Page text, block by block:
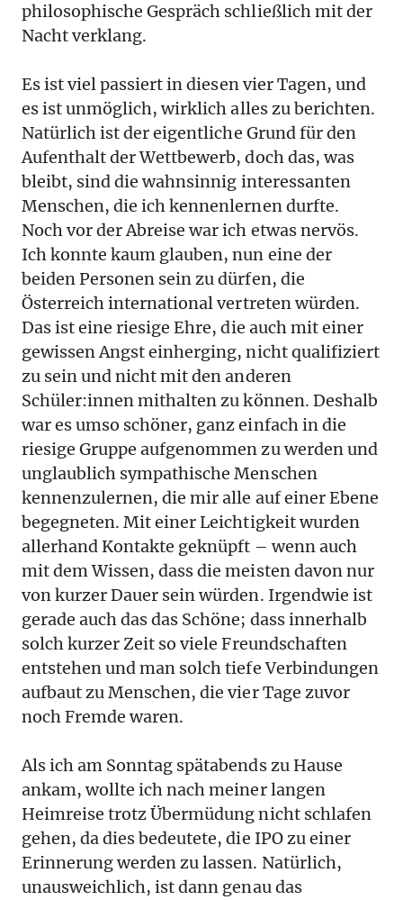
philosophische Gespräch schließlich mit der
Nacht verklang.
Es ist viel passiert in diesen vier Tagen, und
es ist unmöglich, wirklich alles zu berichten.
Natürlich ist der eigentliche Grund für den
Aufenthalt der Wettbewerb, doch das, was
bleibt, sind die wahnsinnig interessanten
Menschen, die ich kennenlernen durfte.
Noch vor der Abreise war ich etwas nervös.
Ich konnte kaum glauben, nun eine der
beiden Personen sein zu dürfen, die
Österreich international vertreten würden.
Das ist eine riesige Ehre, die auch mit einer
gewissen Angst einherging, nicht qualifiziert
zu sein und nicht mit den anderen
Schüler:innen mithalten zu können. Deshalb
war es umso schöner, ganz einfach in die
riesige Gruppe aufgenommen zu werden und
unglaublich sympathische Menschen
kennenzulernen, die mir alle auf einer Ebene
begegneten. Mit einer Leichtigkeit wurden
allerhand Kontakte geknüpft – wenn auch
mit dem Wissen, dass die meisten davon nur
von kurzer Dauer sein würden. Irgendwie ist
gerade auch das das Schöne; dass innerhalb
solch kurzer Zeit so viele Freundschaften
entstehen und man solch tiefe Verbindungen
aufbaut zu Menschen, die vier Tage zuvor
noch Fremde waren.
Als ich am Sonntag spätabends zu Hause
ankam, wollte ich nach meiner langen
Heimreise trotz Übermüdung nicht schlafen
gehen, da dies bedeutete, die IPO zu einer
Erinnerung werden zu lassen. Natürlich,
unausweichlich, ist dann genau das